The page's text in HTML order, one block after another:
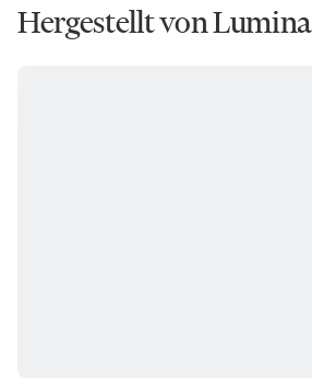
Hergestellt von Lumina